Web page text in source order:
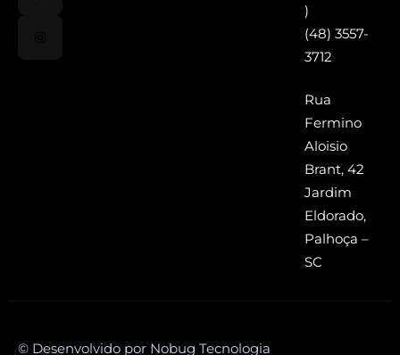
)
(48) 3557-
3712
Rua
Fermino
Aloisio
Brant, 42
Jardim
Eldorado,
Palhoça –
SC
© Desenvolvido por Nobug Tecnologia